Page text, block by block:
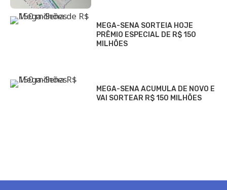
MEGA-SENA SORTEIA HOJE
PRÊMIO ESPECIAL DE R$ 150
MILHÕES
MEGA-SENA ACUMULA DE NOVO E
VAI SORTEAR R$ 150 MILHÕES